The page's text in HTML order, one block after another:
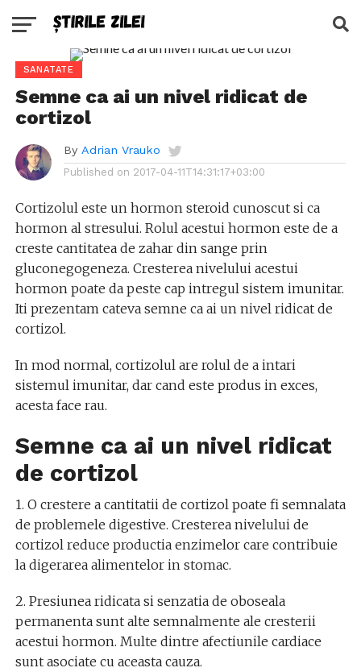
SANATATE
Semne ca ai un nivel ridicat de
cortizol
By Adrian Vrauko
Published on 2017-04-11T14:31:17+03:00
Cortizolul este un hormon steroid cunoscut si ca
hormon al stresului. Rolul acestui hormon este de a
creste cantitatea de zahar din sange prin
gluconegogeneza. Cresterea nivelului acestui
hormon poate da peste cap intregul sistem imunitar.
Iti prezentam cateva semne ca ai un nivel ridicat de
cortizol.
In mod normal, cortizolul are rolul de a intari
sistemul imunitar, dar cand este produs in exces,
acesta face rau.
Semne ca ai un nivel ridicat
de cortizol
1. O crestere a cantitatii de cortizol poate fi semnalata
de problemele digestive. Cresterea nivelului de
cortizol reduce productia enzimelor care contribuie
la digerarea alimentelor in stomac.
2. Presiunea ridicata si senzatia de oboseala
permanenta sunt alte semnalmente ale cresterii
acestui hormon. Multe dintre afectiunile cardiace
sunt asociate cu aceasta cauza.